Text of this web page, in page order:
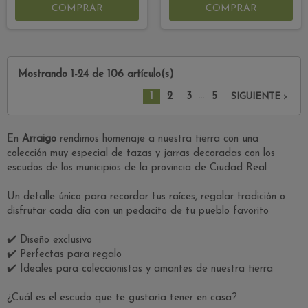
COMPRAR COMPRAR
Mostrando 1-24 de 106 artículo(s)
1 2 3 … 5 SIGUIENTE 
En Arraigo rendimos homenaje a nuestra tierra con una
colección muy especial de tazas y jarras decoradas con los
escudos de los municipios de la provincia de Ciudad Real
Un detalle único para recordar tus raíces, regalar tradición o
disfrutar cada día con un pedacito de tu pueblo favorito
✔️ Diseño exclusivo
✔️ Perfectas para regalo
✔️ Ideales para coleccionistas y amantes de nuestra tierra
¿Cuál es el escudo que te gustaría tener en casa?